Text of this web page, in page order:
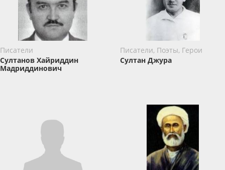
Писатели
Султанов Хайриддин
Мадриддинович
Писатели, Поэты, Герои
Султан Джура